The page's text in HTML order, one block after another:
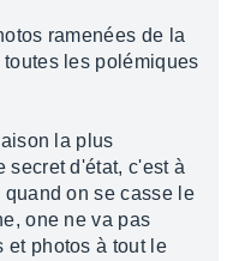
ramenées de la
les polémiques
la plus
secret d'état, c'est à
on se casse le
one ne va pas
et photos à tout le